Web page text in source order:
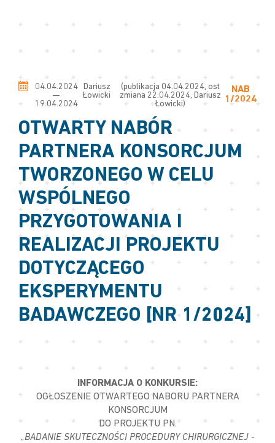
04.04.2024
—
19.04.2024
Dariusz
Łowicki
(publikacja 04.04.2024, ost
zmiana 22.04.2024, Dariusz
Łowicki)
NAB
1/2024
OTWARTY NABÓR
PARTNERA KONSORCJUM
TWORZONEGO W CELU
WSPÓLNEGO
PRZYGOTOWANIA I
REALIZACJI PROJEKTU
DOTYCZĄCEGO
EKSPERYMENTU
BADAWCZEGO [NR 1/2024]
INFORMACJA O KONKURSIE:
OGŁOSZENIE OTWARTEGO NABORU PARTNERA
KONSORCJUM
DO PROJEKTU PN.
„BADANIE SKUTECZNOŚCI PROCEDURY CHIRURGICZNEJ -